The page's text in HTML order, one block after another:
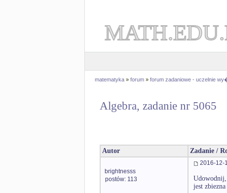
matematyka » forum » forum zadaniowe - uczelnie
Algebra, zadanie nr 5065
Autor Zadanie /
brightnesss
postów: 113
2016-12-
Udowodnij,
jest